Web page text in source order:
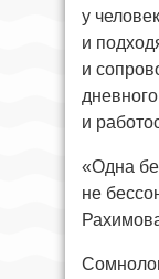
у
и
и
и
«Одна
не